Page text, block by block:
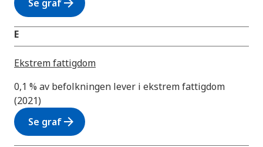
Se grafarrow_forward
E
Ekstrem fattigdom
0,1 % av befolkningen lever i ekstrem fattigdom
(2021)
Se grafarrow_forward